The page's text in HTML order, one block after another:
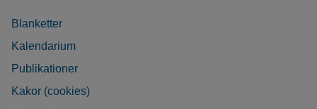
Blanketter
Kalendarium
Publikationer
Kakor (cookies)